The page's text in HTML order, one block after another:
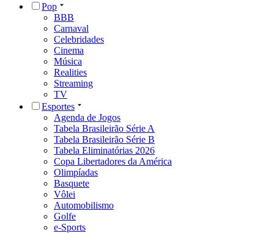
Pop
BBB
Carnaval
Celebridades
Cinema
Música
Realities
Streaming
TV
Esportes
Agenda de Jogos
Tabela Brasileirão Série A
Tabela Brasileirão Série B
Tabela Eliminatórias 2026
Copa Libertadores da América
Olimpíadas
Basquete
Vôlei
Automobilismo
Golfe
e-Sports